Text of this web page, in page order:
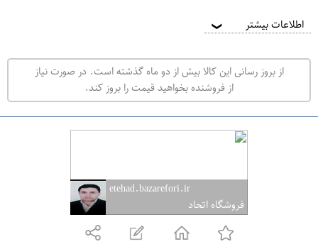
ت
ه
ر
ا
ص
ه
اطلاعات بیشتر ❯
از بروز رسانی این کالا بیش از دو ماه گذشته است. در صورت نیاز
از فروشنده بخواهید قیمت را بروز کند.
etehad.bazarefori.ir
فروشگاه اتحاد